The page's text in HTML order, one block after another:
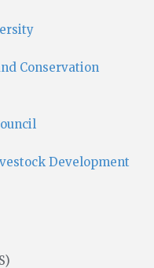
Conservation
Development